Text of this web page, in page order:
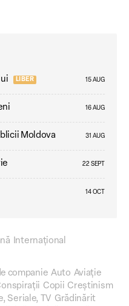
LIBER 15 AUG
16 AUG
Moldova 31 AUG
22 SEPT
14 OCT
Internațional
companie Auto Aviație
Copii Creștinism
Seriale, TV Grădinărit